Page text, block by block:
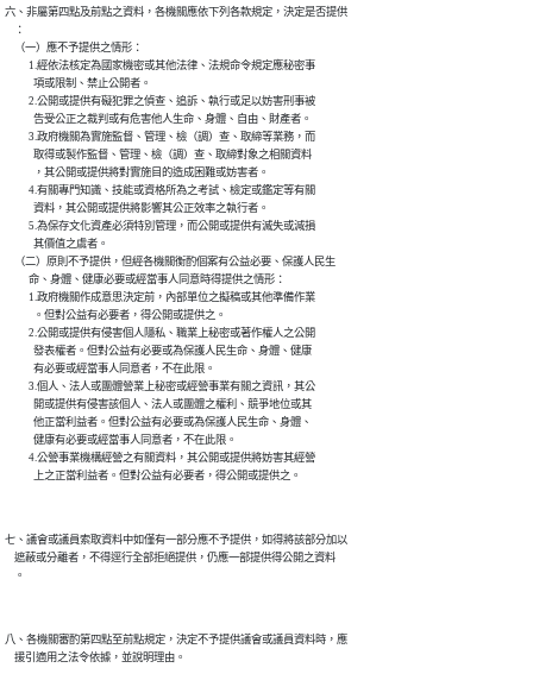
六、非屬第四點及前點之資料，各機關應依下列各款規定，決定是否提供
    ：
    （一）應不予提供之情形：
          1.經依法核定為國家機密或其他法律、法規命令規定應秘密事
            項或限制、禁止公開者。
          2.公開或提供有礙犯罪之偵查、追訴、執行或足以妨害刑事被
            告受公正之裁判或有危害他人生命、身體、自由、財產者。
          3.政府機關為實施監督、管理、檢（調）查、取締等業務，而
            取得或製作監督、管理、檢（調）查、取締對象之相關資料
            ，其公開或提供將對實施目的造成困難或妨害者。
          4.有關專門知識、技能或資格所為之考試、檢定或鑑定等有關
            資料，其公開或提供將影響其公正效率之執行者。
          5.為保存文化資產必須特別管理，而公開或提供有滅失或減損
            其價值之虞者。
    （二）原則不予提供，但經各機關衡酌個案有公益必要、保護人民生
          命、身體、健康必要或經當事人同意時得提供之情形：
          1.政府機關作成意思決定前，內部單位之擬稿或其他準備作業
            。但對公益有必要者，得公開或提供之。
          2.公開或提供有侵害個人隱私、職業上秘密或著作權人之公開
            發表權者。但對公益有必要或為保護人民生命、身體、健康
            有必要或經當事人同意者，不在此限。
          3.個人、法人或團體營業上秘密或經營事業有關之資訊，其公
            開或提供有侵害該個人、法人或團體之權利、競爭地位或其
            他正當利益者。但對公益有必要或為保護人民生命、身體、
            健康有必要或經當事人同意者，不在此限。
          4.公營事業機構經營之有關資料，其公開或提供將妨害其經營
七、議會或議員索取資料中如僅有一部分應不予提供，如得將該部分加以
    遮蔽或分離者，不得逕行全部拒絕提供，仍應一部提供得公開之資料
八、各機關審酌第四點至前點規定，決定不予提供議會或議員資料時，應